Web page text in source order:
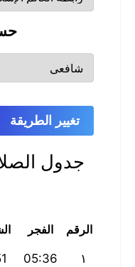
تغيير الطريقة
جدول
الرقم الفجر
١ 05:36